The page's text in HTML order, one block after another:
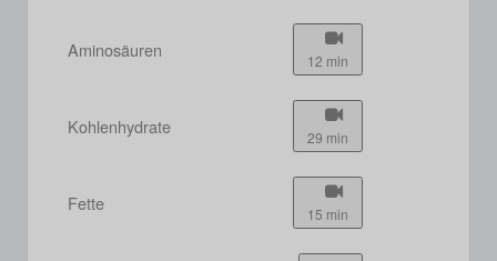
Aminosäuren 12 min
Kohlenhydrate 29 min
Fette 15 min